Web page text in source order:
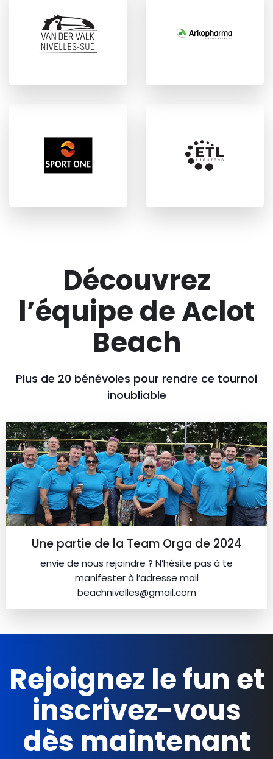
Découvrez
l’équipe de Aclot
Beach
Plus de 20 bénévoles pour rendre ce tournoi
inoubliable
Une partie de la Team Orga de 2024
envie de nous rejoindre ? N’hésite pas à te
manifester à l’adresse mail
beachnivelles@gmail.com
Rejoignez le fun et
inscrivez-vous
dès maintenant